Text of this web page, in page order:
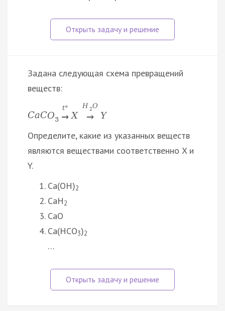
Задана следующая схема превращений
веществ:
CaCO3
t°
→ X
H 2O
→ Y
Определите, какие из указанных веществ
являются веществами соответственно X и
Y.
Ca(OH)2
CaH2
CaO
Ca(HCO3)2
…